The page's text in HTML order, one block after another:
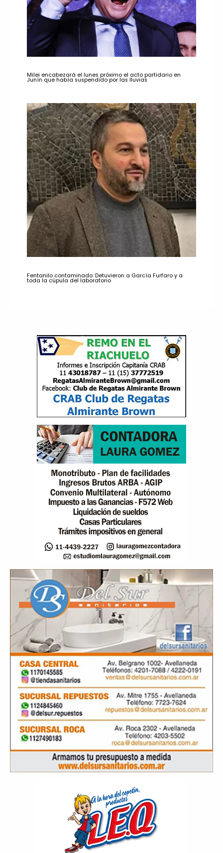
Milei encabezará el lunes próximo el acto partidario en
Junín que había suspendido por las lluvias
Fentanilo contaminado: Detuvieron a García Furfaro y a
toda la cúpula del laboratorio